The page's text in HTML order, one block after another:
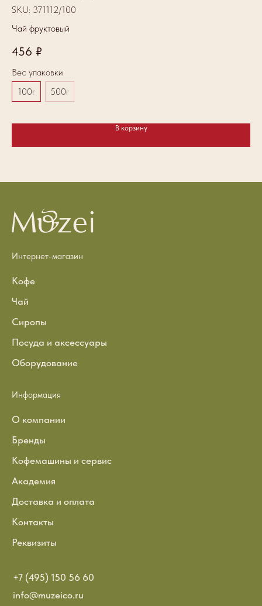
SKU: 371112/100
Чай фруктовый
456 ₽
Вес упаковки
100г
500г
В корзину
+7 (495) 150 56 60
info@muzeico.ru
Информация
О компании
Бренды
Кофемашины и сервис
Академия
Доставка и оплата
Контакты
Реквизиты
Интернет-магазин
Кофе
Чай
Сиропы
Посуда и аксессуары
Оборудование